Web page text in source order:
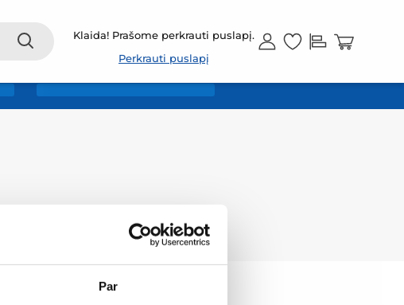
Par
Klaida! Prašome perkrauti puslapį.
Perkrauti puslapį